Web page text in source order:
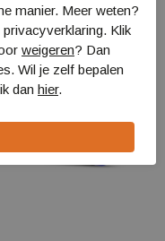
manier. Meer weten?
Klik
weigeren? Dan
Wil je zelf bepalen
dan hier.